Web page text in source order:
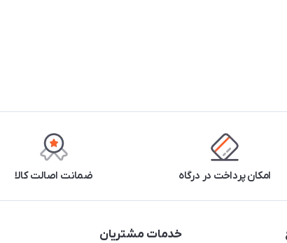
امکان پرداخت در درگاه ضمانت اصالت کالا
خدمات مشتریان